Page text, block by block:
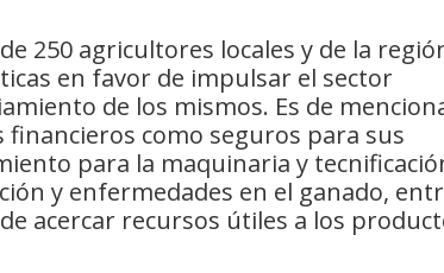
250 agricultores locales y de la
en favor de impulsar el sector
de los mismos. Es de
financieros como seguros para sus
para la maquinaria y
y enfermedades en el ganado,
acercar recursos útiles a los